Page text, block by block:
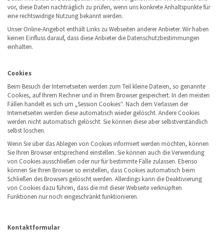
vor, diese Daten nachträglich zu prüfen, wenn uns konkrete Anhaltspunkte für
eine rechtswidrige Nutzung bekannt werden.
Unser Online-Angebot enthält Links zu Webseiten anderer Anbieter. Wir haben
keinen Einfluss darauf, dass diese Anbieter die Datenschutzbestimmungen
einhalten.
Cookies
Beim Besuch der Internetseiten werden zum Teil kleine Dateien, so genannte
Cookies, auf Ihrem Rechner und in Ihrem Browser gespeichert. In den meisten
Fällen handelt es sich um „Session Cookies“. Nach dem Verlassen der
Internetseiten werden diese automatisch wieder gelöscht. Andere Cookies
werden nicht automatisch gelöscht. Sie können diese aber selbstverständlich
selbst löschen.
Wenn Sie über das Ablegen von Cookies informiert werden möchten, können
Sie Ihren Browser entsprechend einstellen. Sie können auch die Verwendung
von Cookies ausschließen oder nur für bestimmte Fälle zulassen. Ebenso
können Sie Ihren Browser so einstellen, dass Cookies automatisch beim
Schließen des Browsers gelöscht werden. Allerdings kann die Deaktivierung
von Cookies dazu führen, dass die mit dieser Webseite verknüpften
Funktionen nur noch eingeschränkt funktionieren.
Kontaktformular